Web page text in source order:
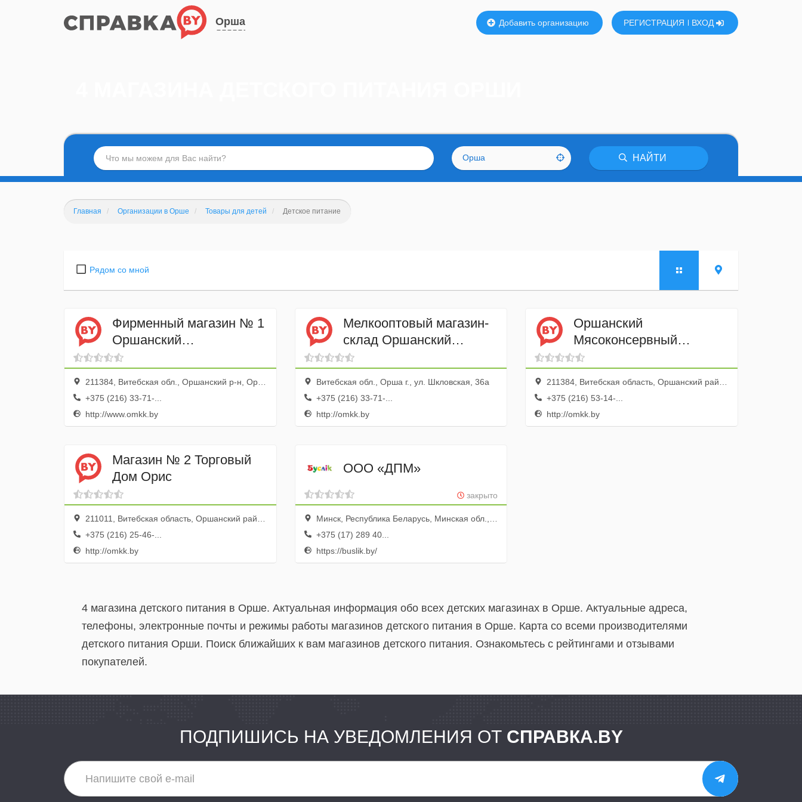
Орша Добавить организацию РЕГИСТРАЦИЯ ВХОД
Орша НАЙТИ
Главная Организации в Орше Товары для детей Детское питание
Рядом со мной
Фирменный магазин № 1
Оршанский
Мясоконсервный
комбинат
211384, Витебская обл., Оршанский р-н, Орша г., ул. Шкловская, 36
+375 (216) 33-71-...
http://www.omkk.by
Мелкооптовый магазин-
склад Оршанский
мясоконсервный
комбинат
Витебская обл., Орша г., ул. Шкловская, 36а
+375 (216) 33-71-...
http://omkk.by
Оршанский
Мясоконсервный
комбинат
211384, Витебская область, Оршанский район, Орша, Шкловская улица, 34
+375 (216) 53-14-...
http://omkk.by
Магазин № 2 Торговый
Дом Орис
211011, Витебская область, Оршанский район, Барань, Оршанская улица, 28
+375 (216) 25-46-...
http://omkk.by
ООО «ДПМ»
закрыто
Минск, Республика Беларусь, Минская обл., Минский р-н, Щомыслицкий с/с, 32/4
+375 (17) 289 40...
https://buslik.by/
4 магазина детского питания в Орше. Актуальная информация обо всех детских магазинах в Орше. Актуальные адреса,
телефоны, электронные почты и режимы работы магазинов детского питания в Орше. Карта со всеми производителями
детского питания Орши. Поиск ближайших к вам магазинов детского питания. Ознакомьтесь с рейтингами и отзывами
покупателей.
ПОДПИШИСЬ НА УВЕДОМЛЕНИЯ ОТ СПРАВКА.BY